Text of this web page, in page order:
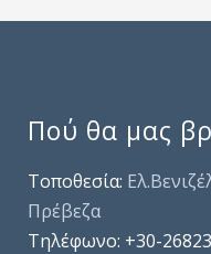
Πού θα μας
Τοποθεσία:
Πρέβεζα
Τηλέφωνo: +30-